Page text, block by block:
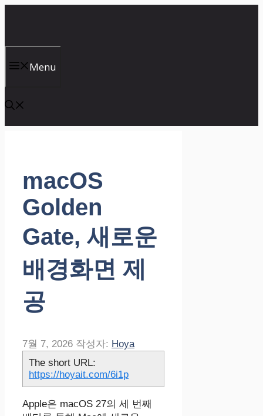
건
기
Menu
macOS
Golden
Gate, 새로운
배경화면 제
공
7월 7, 2026 작성자: Hoya
The short URL:
https://hoyait.com/6i1p
Apple은 macOS 27의 세 번째